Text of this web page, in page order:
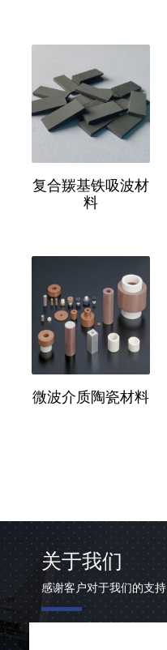
复合羰基铁吸波材
料
微波介质陶瓷材料
关于我们
感谢客户对于我们的支持